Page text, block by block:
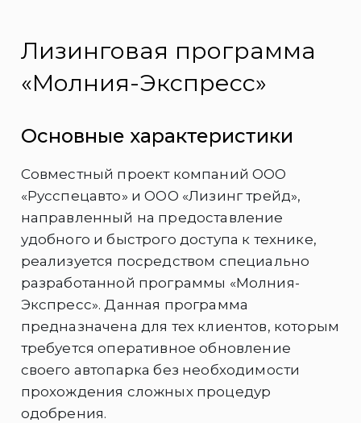
Лизинговая программа
«Молния-Экспресс»
Основные характеристики
Совместный проект компаний ООО
«Русспецавто» и ООО «Лизинг трейд»,
направленный на предоставление
удобного и быстрого доступа к технике,
реализуется посредством специально
разработанной программы «Молния-
Экспресс». Данная программа
предназначена для тех клиентов, которым
требуется оперативное обновление
своего автопарка без необходимости
прохождения сложных процедур
одобрения.